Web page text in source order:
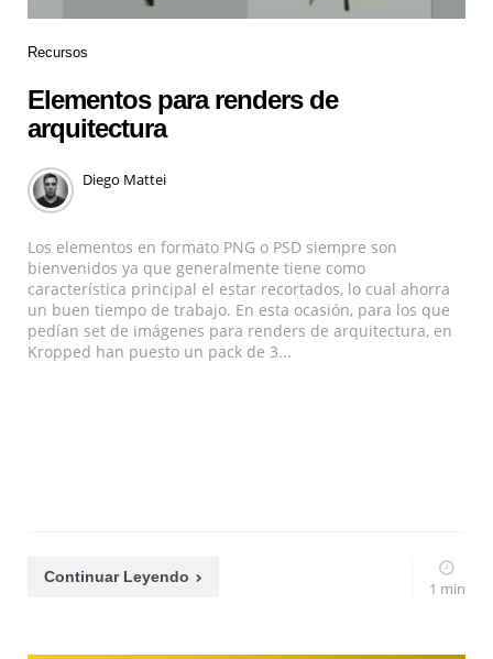
Recursos
Elementos para renders de
arquitectura
Diego Mattei
Los elementos en formato PNG o PSD siempre son
bienvenidos ya que generalmente tiene como
característica principal el estar recortados, lo cual ahorra
un buen tiempo de trabajo. En esta ocasión, para los que
pedían set de imágenes para renders de arquitectura, en
Kropped han puesto un pack de 3...
Continuar Leyendo
1 min